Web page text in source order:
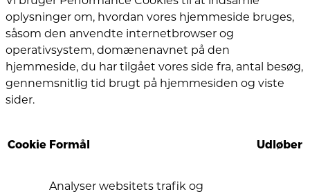
oplysninger om, hvordan vores hjemmeside bruges,
såsom den anvendte internetbrowser og
operativsystem, domænenavnet på den
hjemmeside, du har tilgået vores side fra, antal besøg,
gennemsnitlig tid brugt på hjemmesiden og viste
sider.
Cookie Formål Udløber
Analyser websitets trafik og